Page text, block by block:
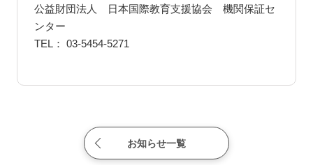
公益財団法人 日本国際教育支援協会 機関保証セ
ンター
TEL： 03-5454-5271
お知らせ一覧